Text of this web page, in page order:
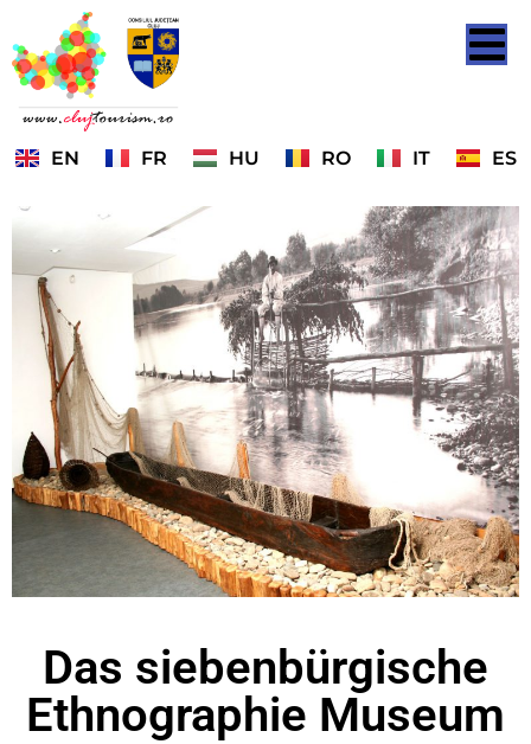
EN FR HU RO IT ES
Das siebenbürgische
Ethnographie Museum